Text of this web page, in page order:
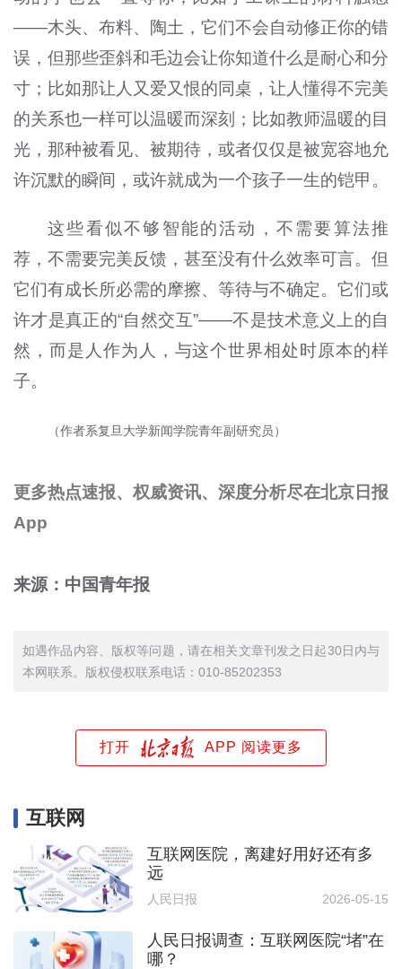
——木头、布料、陶土，它们不会自动修正你的错
误，但那些歪斜和毛边会让你知道什么是耐心和分
寸；比如那让人又爱又恨的同桌，让人懂得不完美
的关系也一样可以温暖而深刻；比如教师温暖的目
光，那种被看见、被期待，或者仅仅是被宽容地允
许沉默的瞬间，或许就成为一个孩子一生的铠甲。
这些看似不够智能的活动，不需要算法推
荐，不需要完美反馈，甚至没有什么效率可言。但
它们有成长所必需的摩擦、等待与不确定。它们或
许才是真正的“自然交互”——不是技术意义上的自
然，而是人作为人，与这个世界相处时原本的样
子。
（作者系复旦大学新闻学院青年副研究员）
更多热点速报、权威资讯、深度分析尽在北京日报
App
来源：中国青年报
如遇作品内容、版权等问题，请在相关文章刊发之日起30日内与
本网联系。版权侵权联系电话：010-85202353
打开 APP 阅读更多
互联网
互联网医院，离建好用好还有多
远
人民日报 2026-05-15
人民日报调查：互联网医院“堵”在
哪？